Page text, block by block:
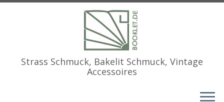
Strass Schmuck, Bakelit Schmuck, Vintage
Accessoires